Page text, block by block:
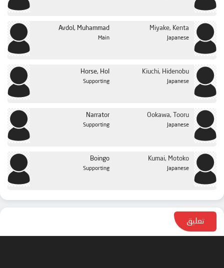
Avdol, Muhammad
Main
Miyake, Kenta
Japanese
Horse, Hol
Supporting
Kiuchi, Hidenobu
Japanese
Narrator
Supporting
Ookawa, Tooru
Japanese
Boingo
Supporting
Kumai, Motoko
Japanese
تعليق